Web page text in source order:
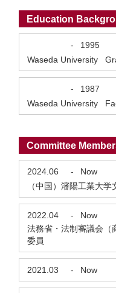
Education
-
1995
Waseda University
-
1987
Waseda University
Committee
2024.06 -
Now
（中国）瀋陽工業大
2022.04 -
Now
法務省・法制審議会
委員
2021.03 - Now